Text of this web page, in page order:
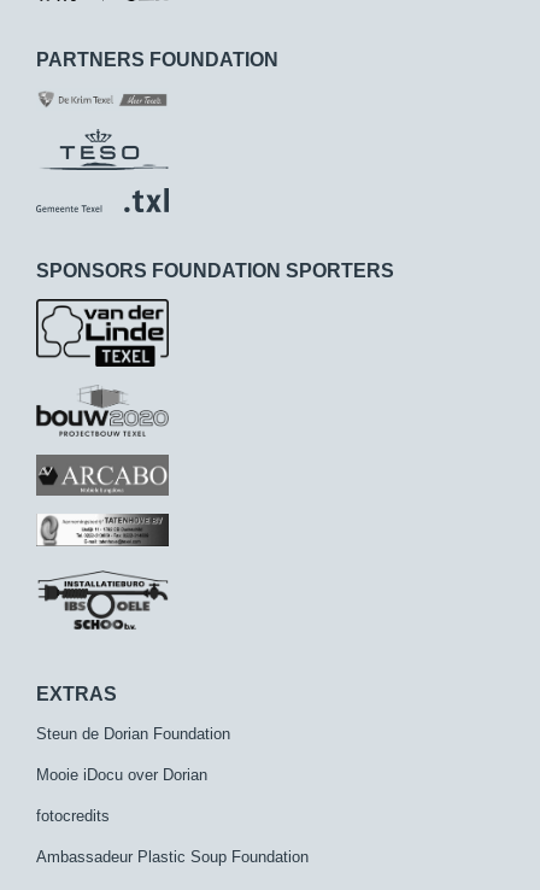
PARTNERS FOUNDATION
SPONSORS FOUNDATION SPORTERS
EXTRAS
Steun de Dorian Foundation
Mooie iDocu over Dorian
fotocredits
Ambassadeur Plastic Soup Foundation